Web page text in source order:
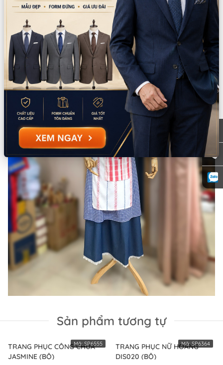
Sản phẩm tương tự
TRANG PHỤC CÔNG CHÚA
JASMINE (BỘ)
Mã: SP6555
TRANG PHỤC NỮ HOÀNG
DIS020 (BỘ)
Mã:SP6364